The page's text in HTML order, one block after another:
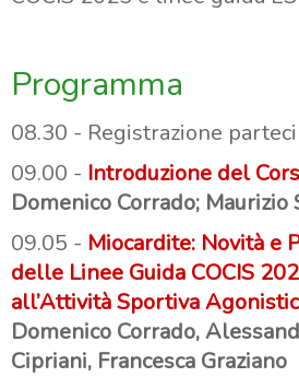
Programma
08.30 - Registrazione
09.00 - Introduzione del
Domenico Corrado; Maurizio
09.05 - Miocardite: Novità e
delle Linee Guida COCIS
all’Attività Sportiva
Domenico Corrado,
Cipriani, Francesca Graziano